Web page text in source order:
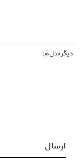
دیگر مدل‌ها
ارسال